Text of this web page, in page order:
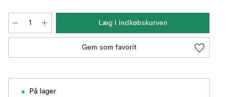
Læg i indkøbskurven
Gem som favorit
På lager